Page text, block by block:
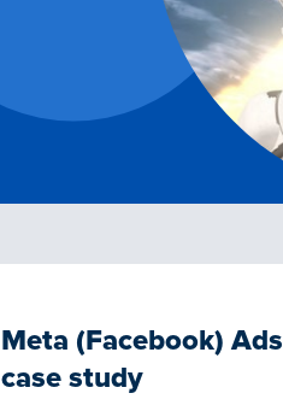
Meta (Facebook) Ads
case study